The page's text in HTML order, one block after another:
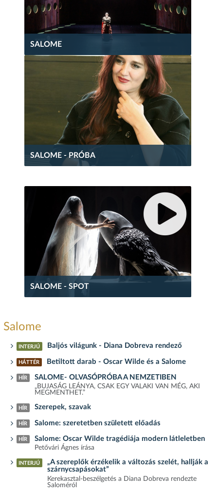
SALOME
SALOME - PRÓBA
SALOME - SPOT
Salome
INTERJÚ Baljós világunk - Diana Dobreva rendező
HÁTTÉR Betiltott darab - Oscar Wilde és a Salome
HÍR SALOME- OLVASÓPRÓBA A NEMZETIBEN
„BUJASÁG LEÁNYA, CSAK EGY VALAKI VAN MÉG, AKI
MEGMENTHET.”
HÍR Szerepek, szavak
HÍR Salome: szeretetben született előadás
HÍR Salome: Oscar Wilde tragédiája modern látleletben
Petővári Ágnes írása
INTERJÚ
„A szereplők érzékelik a változás szelét, hallják a
szárnycsapásokat”
Kerekasztal-beszélgetés a Diana Dobreva rendezte
Saloméról